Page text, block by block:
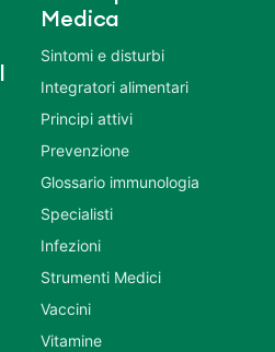
Medica
Sintomi e disturbi
Integratori alimentari
Principi attivi
Prevenzione
Glossario immunologia
Specialisti
Infezioni
Strumenti Medici
Vaccini
Vitamine